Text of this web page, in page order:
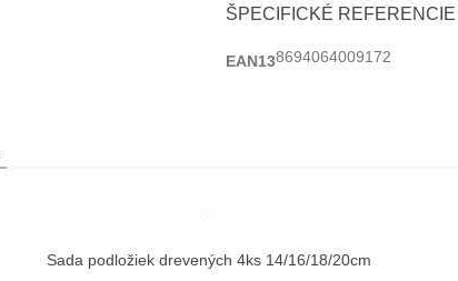
ŠPECIFICKÉ REFERENCIE
EAN138694064009172
Obľúbené
Sada podložiek drevených 4ks 14/16/18/20cm